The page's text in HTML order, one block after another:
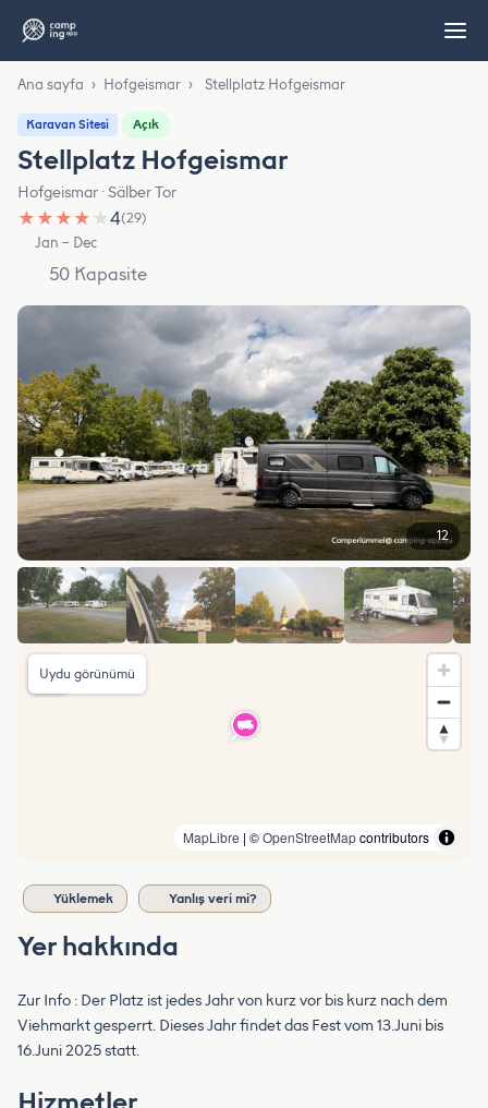
Ana sayfa › Hofgeismar › Stellplatz Hofgeismar
Karavan Sitesi Açık
Stellplatz Hofgeismar
Hofgeismar · Sälber Tor
★ ★ ★ ★ ★4(29)
Jan – Dec
50 Kapasite
12
MapLibre | ©OpenStreetMapcontributors
Uydu görünümü
Yüklemek Yanlış veri mi?
Yer hakkında
Zur Info : Der Platz ist jedes Jahr von kurz vor bis kurz nach dem
Viehmarkt gesperrt. Dieses Jahr findet das Fest vom 13.Juni bis
16.Juni 2025 statt.
Hizmetler